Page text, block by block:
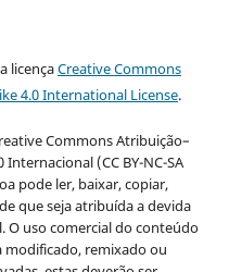
licençaCreative Commons
4.0 International License.
Commons Atribuição–
(CC BY-NC-SA
pode ler, baixar, copiar,
que seja atribuída a devida
O uso comercial do conteúdo
modificado, remixado ou